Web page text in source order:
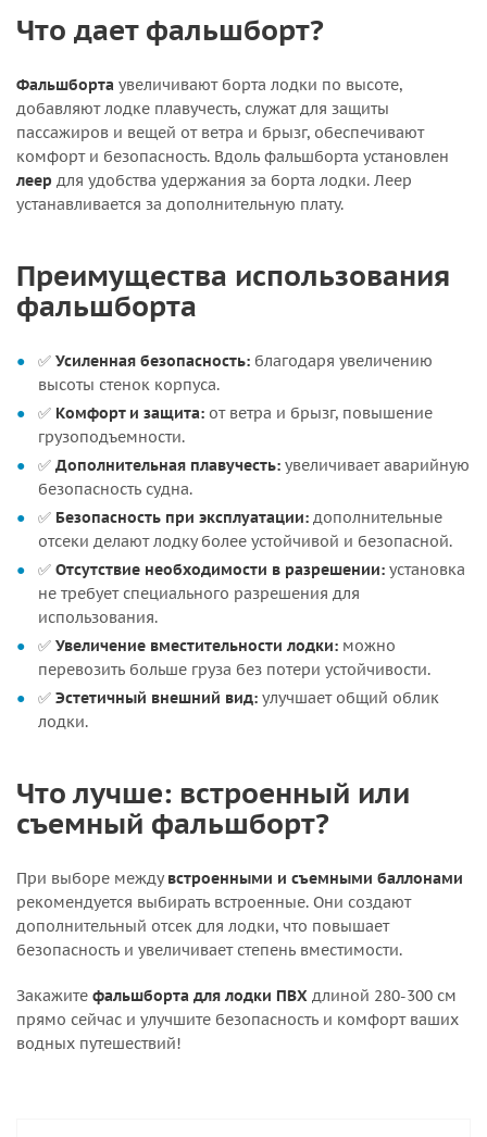
Что дает фальшборт?
Фальшборта увеличивают борта лодки по высоте,
добавляют лодке плавучесть, служат для защиты
пассажиров и вещей от ветра и брызг, обеспечивают
комфорт и безопасность. Вдоль фальшборта установлен
леер для удобства удержания за борта лодки. Леер
устанавливается за дополнительную плату.
Преимущества использования
фальшборта
✅ Усиленная безопасность: благодаря увеличению
высоты стенок корпуса.
✅ Комфорт и защита: от ветра и брызг, повышение
грузоподъемности.
✅ Дополнительная плавучесть: увеличивает аварийную
безопасность судна.
✅ Безопасность при эксплуатации: дополнительные
отсеки делают лодку более устойчивой и безопасной.
✅ Отсутствие необходимости в разрешении: установка
не требует специального разрешения для
использования.
✅ Увеличение вместительности лодки: можно
перевозить больше груза без потери устойчивости.
✅ Эстетичный внешний вид: улучшает общий облик
лодки.
Что лучше: встроенный или
съемный фальшборт?
При выборе междувстроенными и съемными баллонами
рекомендуется выбирать встроенные. Они создают
дополнительный отсек для лодки, что повышает
безопасность и увеличивает степень вместимости.
Закажите фальшборта для лодки ПВХ длиной 280-300 см
прямо сейчас и улучшите безопасность и комфорт ваших
водных путешествий!